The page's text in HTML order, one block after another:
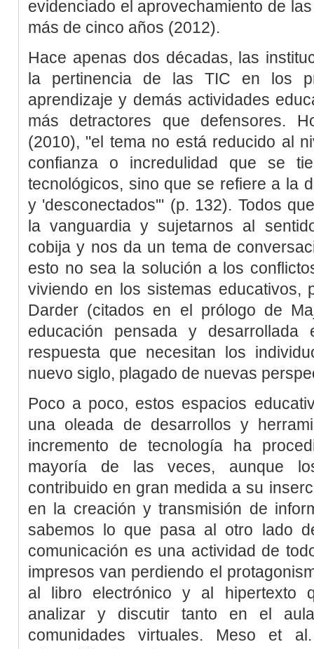
evidenciado el aprovechamiento de
más de cinco años (2012).
Hace apenas dos décadas, las
la pertinencia de las TIC en los
aprendizaje y demás actividades
más detractores que defensores.
(2010), "el tema no está reducido al
confianza o incredulidad que se
tecnológicos, sino que se refiere a la
y 'desconectados'" (p. 132). Todos
la vanguardia y sujetarnos al
cobija y nos da un tema de
esto no sea la solución a los
viviendo en los sistemas educativos,
Darder (citados en el prólogo de
educación pensada y
respuesta que necesitan los
nuevo siglo, plagado de nuevas
Poco a poco, estos espacios
una oleada de desarrollos y
incremento de tecnología ha
mayoría de las veces, aunque
contribuido en gran medida a su
en la creación y transmisión de
sabemos lo que pasa al otro lado
comunicación es una actividad de
impresos van perdiendo el
al libro electrónico y al hipertexto
analizar y discutir tanto en el
comunidades virtuales. Meso et al